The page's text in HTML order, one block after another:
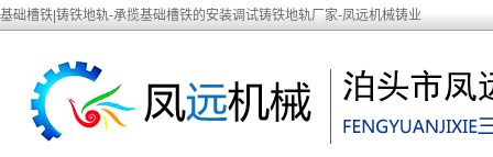
基础槽铁|铸铁地轨-承揽基础槽铁的安装调试铸铁地轨厂家-凤远机械铸业